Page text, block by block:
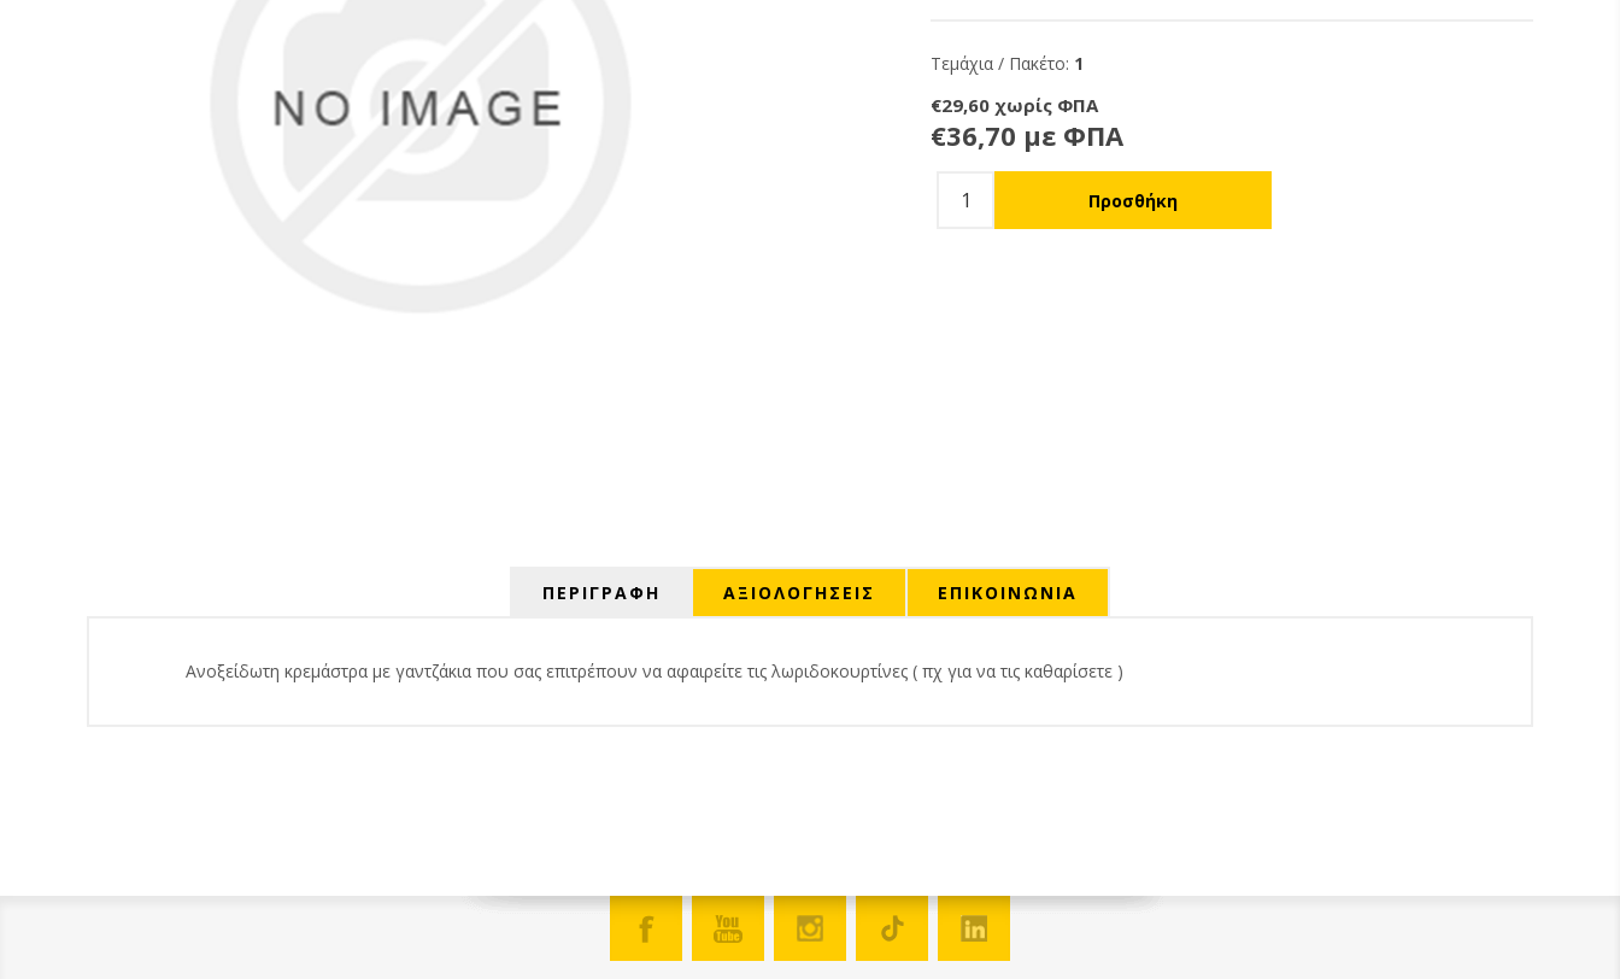
Τεμάχια / Πακέτο: 1
€29,60 χωρίς ΦΠΑ
€36,70 με ΦΠΑ
ΠΕΡΙΓΡΑΦΗ ΑΞΙΟΛΟΓΉΣΕΙΣ ΕΠΙΚΟΙΝΩΝΙΑ
Ανοξείδωτη κρεμάστρα με γαντζάκια που σας επιτρέπουν να αφαιρείτε τις λωριδοκουρτίνες ( πχ για να τις καθαρίσετε )